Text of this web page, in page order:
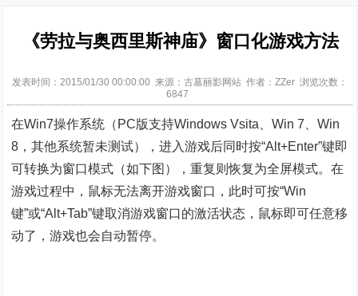
《劳拉与奥西里斯神庙》窗口化游戏方法
发表时间：2015/01/30 00:00:00 来源：古墓丽影网站 作者：ZZer 浏览次数：
6847
在Win7操作系统（PC版支持Windows Vsita、Win 7、Win
8，其他系统暂未测试），进入游戏后同时按“Alt+Enter”键即
可转换为窗口模式（如下图），重复则恢复为全屏模式。在
游戏过程中，鼠标无法离开游戏窗口，此时可按“Win
键”或“Alt+Tab”键取消游戏窗口的激活状态，鼠标即可任意移
动了，游戏也会自动暂停。